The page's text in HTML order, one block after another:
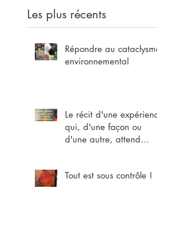
Les plus récents
Répondre au cataclysme
environnemental
Le récit d'une expérience
qui, d'une façon ou
d'une autre, attend
Tout est sous contrôle !